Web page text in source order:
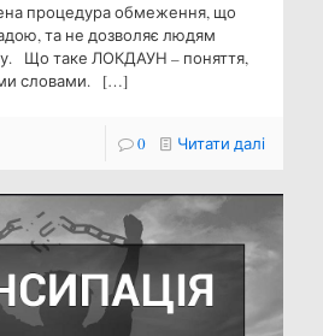
процедура обмеження, що
та не дозволяє людям
Що таке ЛОКДАУН – поняття,
словами.
[…]
0 Читати далі